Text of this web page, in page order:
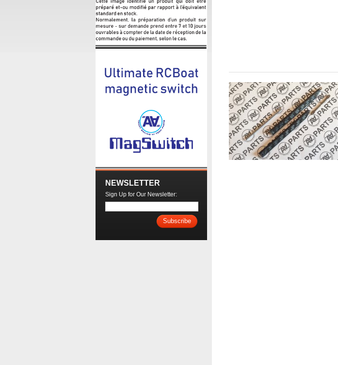
NEWSLETTER
Sign Up for Our Newsletter:
Subscribe